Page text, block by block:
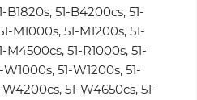
B1820s, 51-B4200cs, 51-
M1000s, 51-M1200s, 51-
M4500cs, 51-R1000s, 51-
51-W1200s, 51-
51-W4650cs, 51-